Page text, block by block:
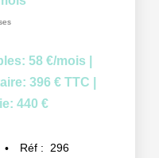
58 €/mois
396 € TTC
440 €
Réf : 296